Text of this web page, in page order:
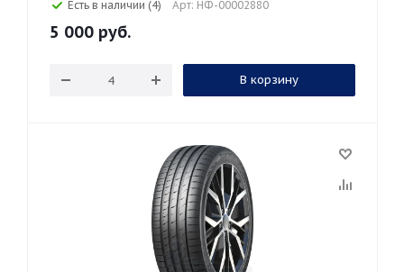
Есть в наличии (4) Арт: НФ-00002880
5 000 руб.
В корзину